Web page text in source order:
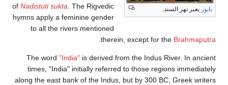
بابور يعبر نهر السند.
ofNadistuti sukta. The Rigvedic
hymns apply a feminine gender
to all the rivers mentioned
therein, except for the Brahmaputra
.
The word "India" is derived from the Indus River. In ancient
times, "India" initially referred to those regions immediately
along the east bank of the Indus, but by 300 BC, Greek writers